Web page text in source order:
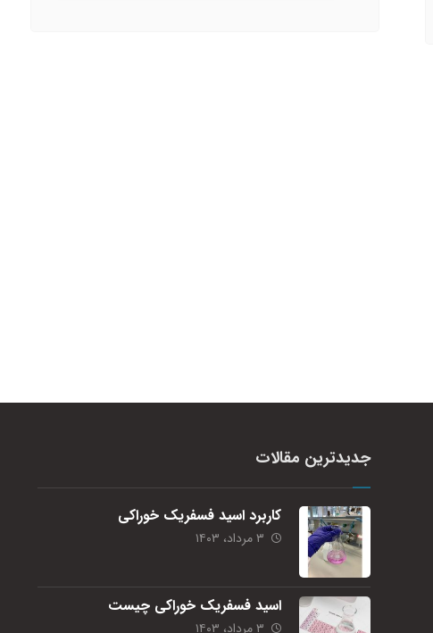
جدیدترین مقالات
کاربرد اسید فسفریک خوراکی
۳ مرداد، ۱۴۰۳
اسید فسفریک خوراکی چیست
۳ مرداد، ۱۴۰۳